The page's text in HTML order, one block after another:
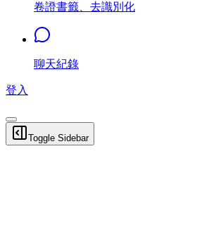
卷證書籤、去識別化
聊天紀錄
登入
Toggle Sidebar